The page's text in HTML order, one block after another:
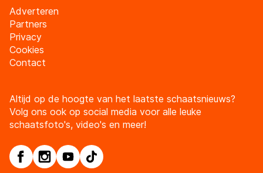
Adverteren
Partners
Privacy
Cookies
Contact
Altijd op de hoogte van het laatste schaatsnieuws?
Volg ons ook op social media voor alle leuke
schaatsfoto's, video's en meer!